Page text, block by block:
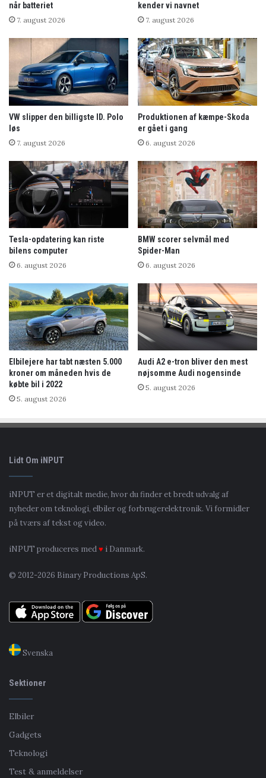
når batteriet
7. august 2026
kender vi navnet
7. august 2026
VW slipper den billigste ID. Polo
løs
7. august 2026
Produktionen af kæmpe-Skoda
er gået i gang
6. august 2026
Tesla-opdatering kan riste
bilens computer
6. august 2026
BMW scorer selvmål med
Spider-Man
6. august 2026
Elbilejere har tabt næsten 5.000
kroner om måneden hvis de
købte bil i 2022
5. august 2026
Audi A2 e-tron bliver den mest
nøjsomme Audi nogensinde
5. august 2026
Lidt Om iNPUT
iNPUT er et digitalt medie, hvor du finder et bredt udvalg af
nyheder om teknologi, elbiler og forbrugerelektronik. Vi formidler
på tværs af tekst og video.
iNPUT produceres med♥ i Danmark.
© 2012-2026 Binary Productions ApS.
Svenska
Sektioner
Elbiler
Gadgets
Teknologi
Test & anmeldelser